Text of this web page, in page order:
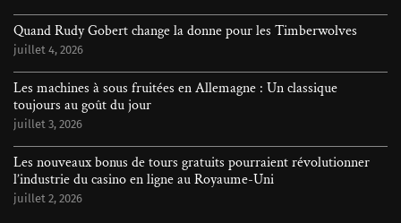
Quand Rudy Gobert change la donne pour les Timberwolves
juillet 4, 2026
Les machines à sous fruitées en Allemagne : Un classique
toujours au goût du jour
juillet 3, 2026
Les nouveaux bonus de tours gratuits pourraient révolutionner
l’industrie du casino en ligne au Royaume-Uni
juillet 2, 2026